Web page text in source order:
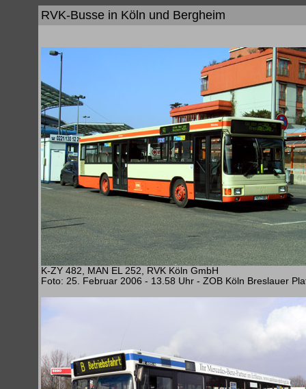
RVK-Busse in Köln und Bergheim
K-ZY 482, MAN EL 252, RVK Köln GmbH
Foto: 25. Februar 2006 - 13.58 Uhr - ZOB Köln Breslauer